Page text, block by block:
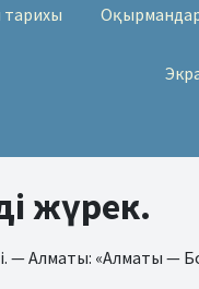
тарихы
жүрек.
— Алматы: «Алматы —